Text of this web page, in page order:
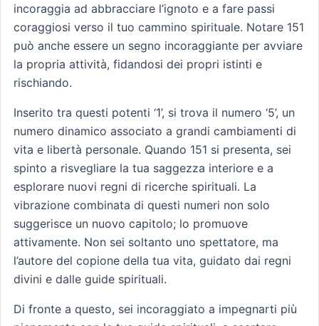
incoraggia ad abbracciare l’ignoto e a fare passi
coraggiosi verso il tuo cammino spirituale. Notare 151
può anche essere un segno incoraggiante per avviare
la propria attività, fidandosi dei propri istinti e
rischiando.
Inserito tra questi potenti ‘1’, si trova il numero ‘5’, un
numero dinamico associato a grandi cambiamenti di
vita e libertà personale. Quando 151 si presenta, sei
spinto a risvegliare la tua saggezza interiore e a
esplorare nuovi regni di ricerche spirituali. La
vibrazione combinata di questi numeri non solo
suggerisce un nuovo capitolo; lo promuove
attivamente. Non sei soltanto uno spettatore, ma
l’autore del copione della tua vita, guidato dai regni
divini e dalle guide spirituali.
Di fronte a questo, sei incoraggiato a impegnarti più